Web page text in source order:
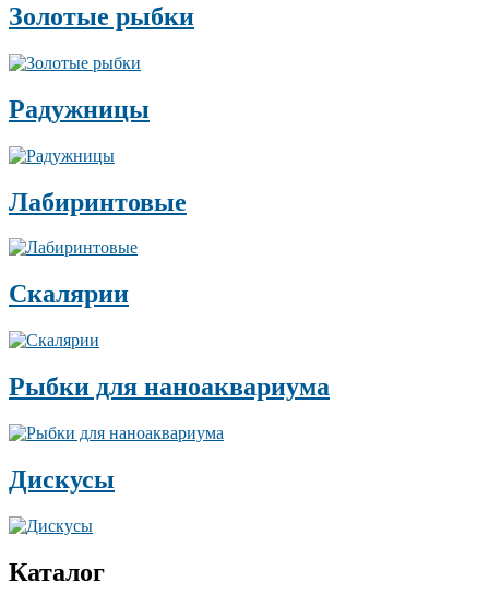
Золотые рыбки
Радужницы
Лабиринтовые
Скалярии
Рыбки для наноаквариума
Дискусы
Каталог